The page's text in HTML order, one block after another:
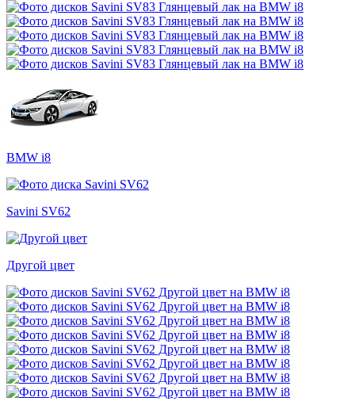
BMW i8
Savini SV62
Другой цвет